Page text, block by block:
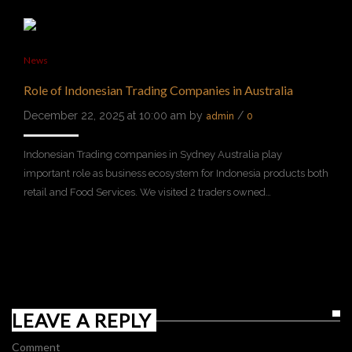
News
Role of Indonesian Trading Companies in Australia
December 22, 2025 at 10:00 am by admin / 0
Indonesian Trading companies in Sydney Australia play
important role as business ecosystem for Indonesia products both
retail and Food Services. We visited 2 traders owned…
LEAVE A REPLY
Comment